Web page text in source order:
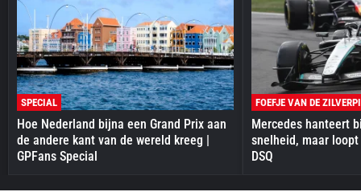
SPECIAL
Hoe Nederland bijna een Grand Prix aan
de andere kant van de wereld kreeg |
GPFans Special
FOEFJE VAN DE
Mercedes hanteert
snelheid, maar
DSQ